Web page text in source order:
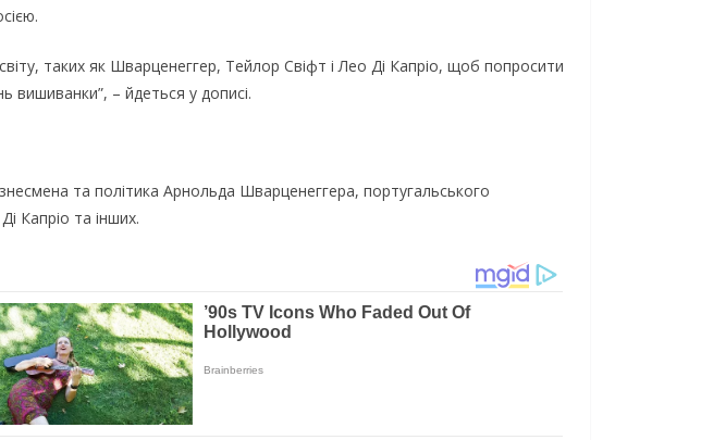
таких як Шварценеггер, Тейлор Свіфт і Лео Ді Капріо, щоб попросити
вишиванки”, – йдеться у дописі.
та політика Арнольда Шварценеггера, португальського
Капріо та інших.